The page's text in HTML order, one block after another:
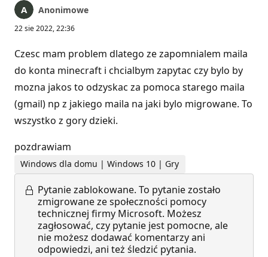
Anonimowe
22 sie 2022, 22:36
Czesc mam problem dlatego ze zapomnialem maila
do konta minecraft i chcialbym zapytac czy bylo by
mozna jakos to odzyskac za pomoca starego maila
(gmail) np z jakiego maila na jaki bylo migrowane. To
wszystko z gory dzieki.
pozdrawiam
Windows dla domu | Windows 10 | Gry
Pytanie zablokowane. To pytanie zostało
zmigrowane ze społeczności pomocy
technicznej firmy Microsoft. Możesz
zagłosować, czy pytanie jest pomocne, ale
nie możesz dodawać komentarzy ani
odpowiedzi, ani też śledzić pytania.